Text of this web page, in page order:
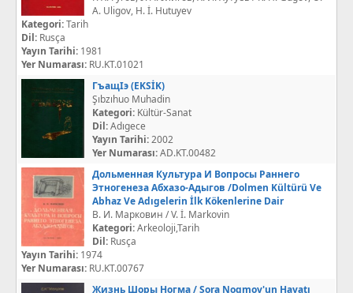
A. Uligov, H. İ. Hutuyev
Kategori:Tarih
Dil: Rusça
Yayın Tarihi: 1981
Yer Numarası: RU.KT.01021
ГъащІэ (EKSİK)
Şıbzıhuo Muhadin
Kategori: Kültür-Sanat
Dil:Adıgece
Yayın Tarihi:2002
Yer Numarası:AD.KT.00482
Дольменная Культура И Вопросы Раннего
Этногенеза Абхазо-Адыгов /Dolmen Kültürü Ve
Abhaz Ve Adıgelerin İlk Kökenlerine Dair
В. И. Марковин / V. İ. Markovin
Kategori:Arkeoloji,Tarih
Dil: Rusça
Yayın Tarihi: 1974
Yer Numarası: RU.KT.00767
Жизнь Шоры Ногма / Şora Nogmov'un Hayatı